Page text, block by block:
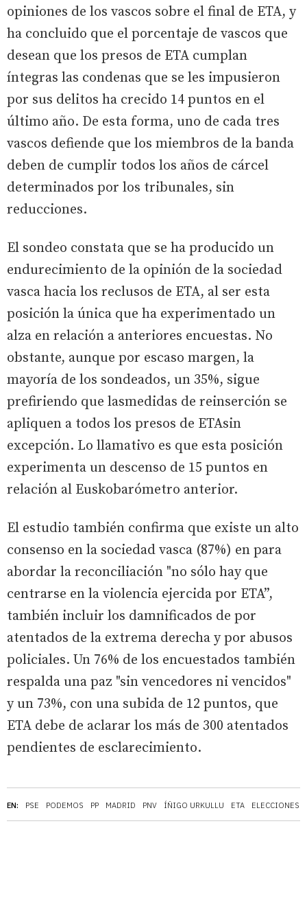
EN: PSE PODEMOS PP MADRID PNV ÍÑIGO URKULLU ETA ELECCIONES
opiniones de los vascos sobre el final de ETA, y
ha concluido que el porcentaje de vascos que
desean que los presos de ETA cumplan
íntegras las condenas que se les impusieron
por sus delitos ha crecido 14 puntos en el
último año. De esta forma, uno de cada tres
vascos defiende que los miembros de la banda
deben de cumplir todos los años de cárcel
determinados por los tribunales, sin
reducciones.
El sondeo constata que se ha producido un
endurecimiento de la opinión de la sociedad
vasca hacia los reclusos de ETA, al ser esta
posición la única que ha experimentado un
alza en relación a anteriores encuestas. No
obstante, aunque por escaso margen, la
mayoría de los sondeados, un 35%, sigue
prefiriendo que lasmedidas de reinserción se
apliquen a todos los presos de ETAsin
excepción. Lo llamativo es que esta posición
experimenta un descenso de 15 puntos en
relación al Euskobarómetro anterior.
El estudio también confirma que existe un alto
consenso en la sociedad vasca (87%) en para
abordar la reconciliación "no sólo hay que
centrarse en la violencia ejercida por ETA”,
también incluir los damnificados de por
atentados de la extrema derecha y por abusos
policiales. Un 76% de los encuestados también
respalda una paz "sin vencedores ni vencidos"
y un 73%, con una subida de 12 puntos, que
ETA debe de aclarar los más de 300 atentados
pendientes de esclarecimiento.